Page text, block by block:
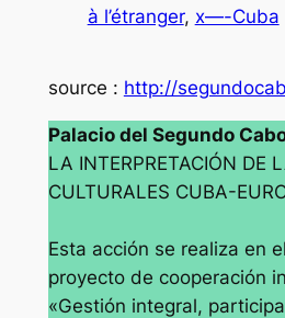
à l’étranger, x—-Cuba
source : http://
Palacio del Segundo
LA INTERPRETACIÓN DE
CULTURALES CUBA-
Esta acción se realiza en
proyecto de cooperación
«Gestión integral,